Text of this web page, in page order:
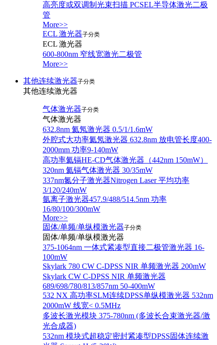
高亮度或双调制光束扫描 PCSEL半导体激光二极
管
More>>
ECL 激光器子分类
ECL 激光器
600-800nm 窄线宽激光二极管
More>>
其他连续激光器子分类
其他连续激光器
气体激光器子分类
气体激光器
632.8nm 氦氖激光器 0.5/1/1.6mW
外腔式大功率氦氖激光器 632.8nm 放电管长度400-
2000mm 功率9-140mW
高功率氦镉HE-CD气体激光器（442nm 150mW）
320nm 氦镉气体激光器 30/35mW
337nm氮分子激光器Nitrogen Laser 平均功率
3/120/240mW
氩离子激光器457.9/488/514.5nm 功率
16/80/100/300mW
More>>
固体/单频/单纵模激光器子分类
固体/单频/单纵模激光器
375-1064nm 一体式紧凑型直接二极管激光器 16-
100mW
Skylark 780 CW C-DPSS NIR 单频激光器 200mW
Skylark CW C-DPSS NIR 单频激光器
689/698/780/813/857nm 50-400mW
532 NX 高功率SLM连续DPSS单纵模激光器 532nm
2000mW 线宽< 0.5MHz
多波长激光模块 375-780nm (多波长合束激光器/激
光合成器)
532nm 模块式超稳定密封紧凑型DPSS固体连续激